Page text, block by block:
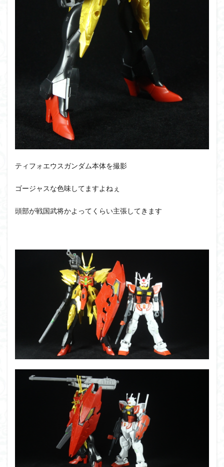
ティフォエウスガンダム本体を撮影
ゴージャスな色味してますよねぇ
頭部が戦国武将かよってくらい主張してきます